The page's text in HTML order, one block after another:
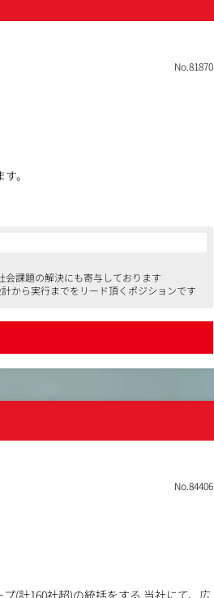
No.81870
。
析など）
組織構築）
課題の解決にも寄与しております
から実行までをリード頂くポジションです
No.84406